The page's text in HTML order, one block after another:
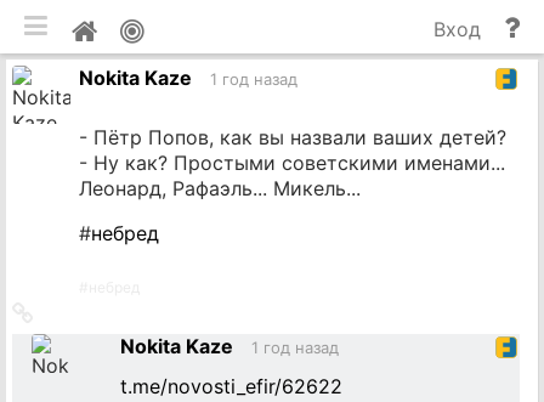
Мой
профиль
и
Вход
Nokita Kaze
1 год назад
- Пётр Попов, как вы назвали ваших детей?
- Ну как? Простыми советскими именами...
Леонард, Рафаэль... Микель...
#небред
на
источник
Nokita Kaze 1 год назад
t.me/novosti_efir/62622
мобильная версия